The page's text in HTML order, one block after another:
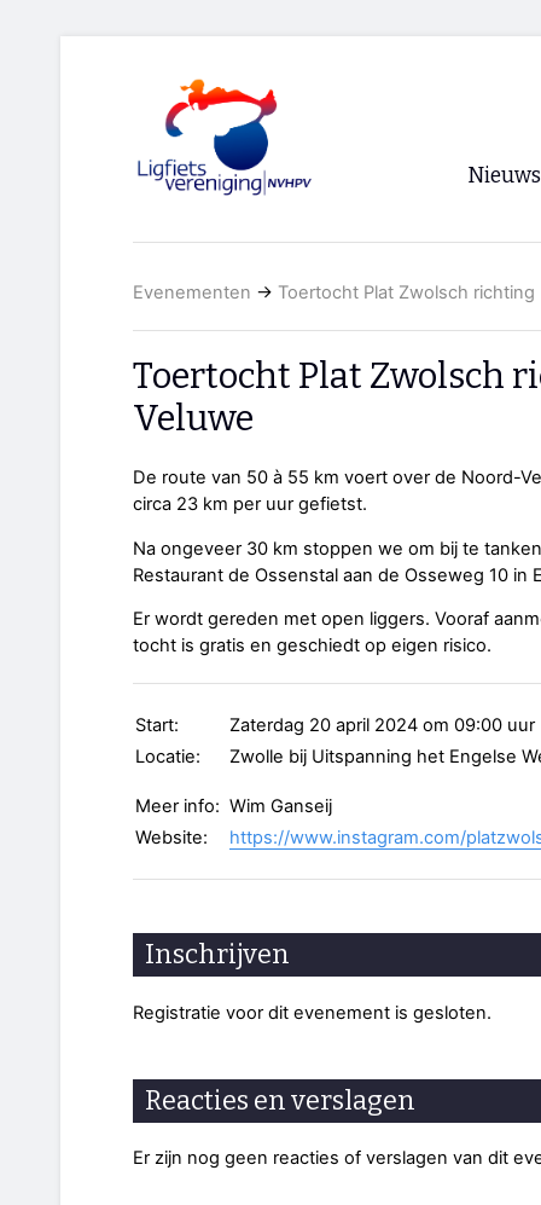
Nieuws
Evenementen → Toertocht Plat Zwolsch
Toertocht Plat Zwolsch
Veluwe
De route van 50 à 55 km voert over de Noord-
circa 23 km per uur gefietst.
Na ongeveer 30 km stoppen we om bij te
Restaurant de Ossenstal aan de Osseweg 10 in
Er wordt gereden met open liggers. Vooraf
tocht is gratis en geschiedt op eigen risico.
Start:
Zaterdag 20 april 2024 om 09:00 uur
Locatie:
Zwolle bij Uitspanning het Engelse
Meer info: Wim Ganseij
Website:
https://www.instagram.com/
Inschrijven
Registratie voor dit evenement is gesloten.
Reacties en verslagen
Er zijn nog geen reacties of verslagen van dit